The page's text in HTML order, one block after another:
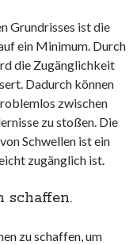
Grundrisses ist die
ein Minimum. Durch
die Zugänglichkeit
Dadurch können
zwischen
zu stoßen. Die
Schwellen ist ein
zugänglich ist.
schaffen.
zu schaffen, um